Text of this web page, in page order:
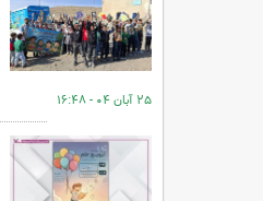
۲۵ آبان ۰۴ - ۱۶:۴۸